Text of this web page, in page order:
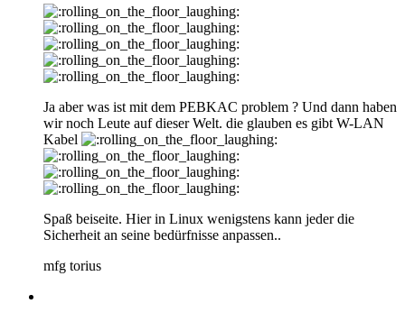
Ja aber was ist mit dem PEBKAC problem ? Und dann haben
wir noch Leute auf dieser Welt. die glauben es gibt W-LAN
Kabel
Spaß beiseite. Hier in Linux wenigstens kann jeder die
Sicherheit an seine bedürfnisse anpassen..
mfg torius